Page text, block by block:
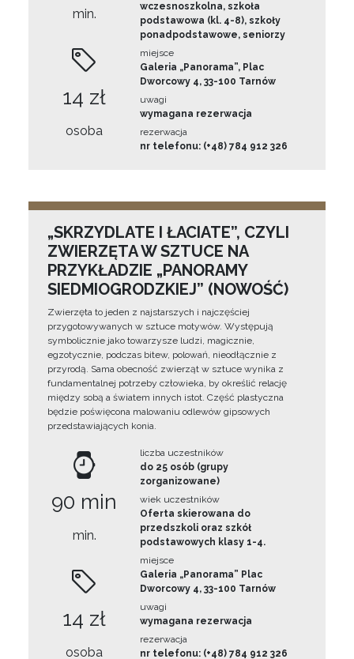
min.
14 zł
osoba
wczesnoszkolna, szkoła
podstawowa (kl. 4-8), szkoły
ponadpodstawowe, seniorzy
miejsce
Galeria „Panorama”, Plac
Dworcowy 4, 33-100 Tarnów
uwagi
wymagana rezerwacja
rezerwacja
nr telefonu: (+48) 784 912 326
„SKRZYDLATE I ŁACIATE”, CZYLI
ZWIERZĘTA W SZTUCE NA
PRZYKŁADZIE „PANORAMY
SIEDMIOGRODZKIEJ” (NOWOŚĆ)
Zwierzęta to jeden z najstarszych i najczęściej
przygotowywanych w sztuce motywów. Występują
symbolicznie jako towarzysze ludzi, magicznie,
egzotycznie, podczas bitew, polowań, nieodłącznie z
przyrodą. Sama obecność zwierząt w sztuce wynika z
fundamentalnej potrzeby człowieka, by określić relację
między sobą a światem innych istot. Część plastyczna
będzie poświęcona malowaniu odlewów gipsowych
przedstawiających konia.
90 min
min.
14 zł
osoba
liczba uczestników
do 25 osób (grupy
zorganizowane)
wiek uczestników
Oferta skierowana do
przedszkoli oraz szkół
podstawowych klasy 1-4.
miejsce
Galeria „Panorama” Plac
Dworcowy 4, 33-100 Tarnów
uwagi
wymagana rezerwacja
rezerwacja
nr telefonu: (+48) 784 912 326